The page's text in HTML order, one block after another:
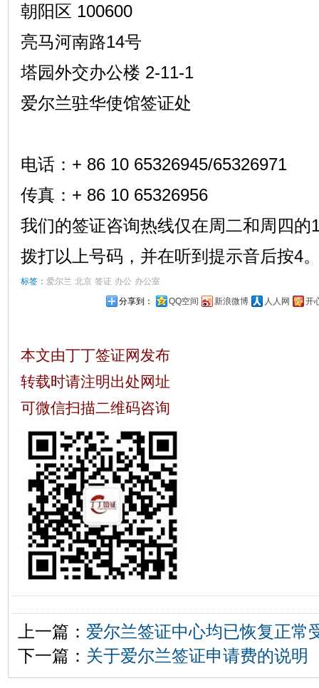
朝阳区 100600
亮马河南路14号
塔园外交办公楼 2-11-1
爱尔兰驻华使馆签证处
电话：+ 86 10 65326945/65326971
传真：+ 86 10 65326956
我们的签证咨询热线仅在周二和周四的
拨打以上号码，并在听到提示音后按4
标签： 爱尔兰 北京 签证 办公 办公室
分享到：
QQ空间 新浪微博 人人网 开
本文由丁丁签证网发布
转载时请注明出处网址
可微信扫描二维码咨询
上一篇： 爱尔兰签证中心均已恢复正常
下一篇： 关于爱尔兰签证申请费的说明